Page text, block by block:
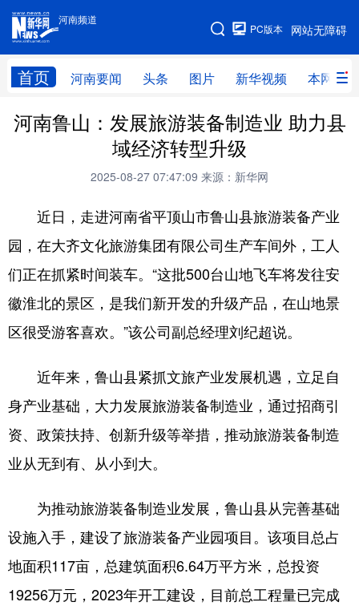
河南频道
网站无障碍
PC版本
首页 河南要闻 头条 图片 新华视频 本网原创
河南频道
网站地图
频道首页 河南要闻 头条
本网原创
新华社记者看河南 领导活动报道集
廉政 人事 新华视频
专题 网群推广 地方动态
民生社会 医疗健康 金融兴豫
地方频道
北京
上海 江苏 浙江
山东 河南 湖北
河南鲁山：发展旅游装备制造业 助力县
域经济转型升级​
2025-08-27 07:47:09 来源：新华网
近日，走进河南省平顶山市鲁山县旅游装备产业
园，在大齐文化旅游集团有限公司生产车间外，工人
们正在抓紧时间装车。“这批500台山地飞车将发往安
徽淮北的景区，是我们新开发的升级产品，在山地景
区很受游客喜欢。”该公司副总经理刘纪超说。
近年来，鲁山县紧抓文旅产业发展机遇，立足自
身产业基础，大力发展旅游装备制造业，通过招商引
资、政策扶持、创新升级等举措，推动旅游装备制造
业从无到有、从小到大。
为推动旅游装备制造业发展，鲁山县从完善基础
设施入手，建设了旅游装备产业园项目。该项目总占
地面积117亩，总建筑面积6.64万平方米，总投资
19256万元，2023年开工建设，目前总工程量已完成